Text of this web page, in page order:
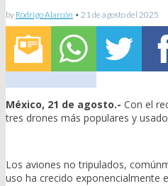
by Rodrigo Alarcón • 21 de agosto del 2025
México, 21 de agosto.- Con el
tres drones más populares y
Los aviones no tripulados,
uso ha crecido exponencialmente